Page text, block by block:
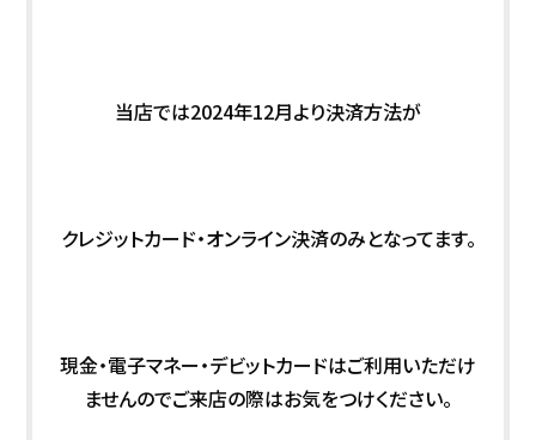
当店では2024年12月より決済方法が
クレジットカード・オンライン決済のみとなってます。
現金・電子マネー・デビットカードはご利用いただけ
ませんのでご来店の際はお気をつけください。